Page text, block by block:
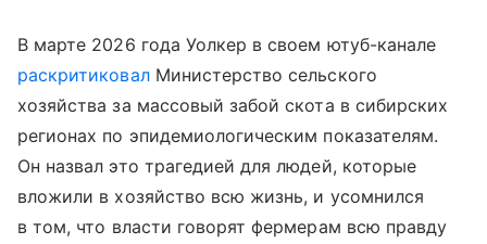
В марте 2026 года Уолкер в своем ютуб-канале
раскритиковалМинистерство сельского
хозяйства за массовый забой скота в сибирских
регионах по эпидемиологическим показателям.
Он назвал это трагедией для людей, которые
вложили в хозяйство всю жизнь, и усомнился
в том, что власти говорят фермерам всю правду